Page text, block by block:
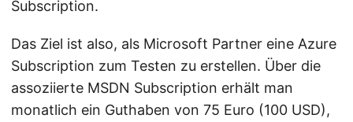
Subscription.
Das Ziel ist also, als Microsoft Partner eine Azure
Subscription zum Testen zu erstellen. Über die
assoziierte MSDN Subscription erhält man
monatlich ein Guthaben von 75 Euro (100 USD),